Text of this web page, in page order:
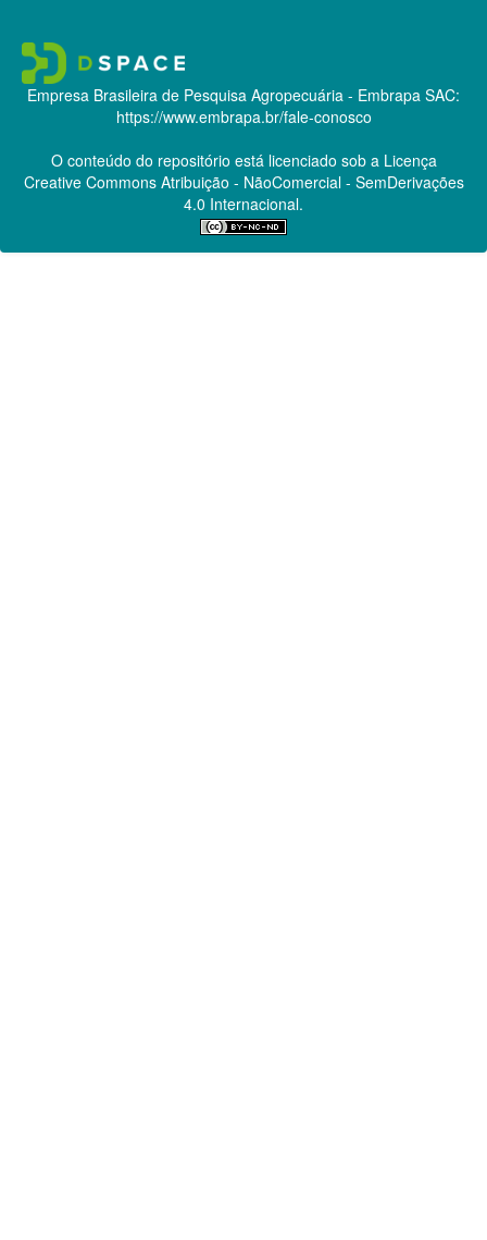
Empresa Brasileira de Pesquisa Agropecuária - Embrapa SAC:
https://www.embrapa.br/fale-conosco
O conteúdo do repositório está licenciado sob a Licença
Creative CommonsAtribuição - NãoComercial - SemDerivações
4.0 Internacional.